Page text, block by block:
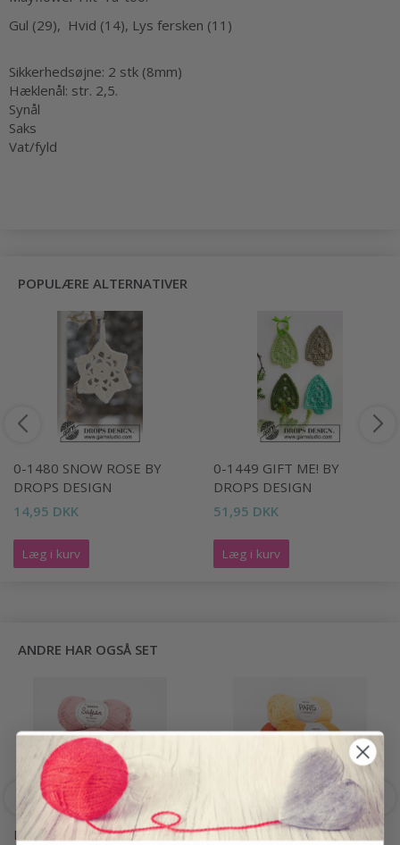
Gul (29), Hvid (14), Lys fersken (11)
Sikkerhedsøjne: 2 stk (8mm)
Hæklenål: str. 2,5.
Synål
Saks
Vat/fyld
POPULÆRE ALTERNATIVER
0-1480 SNOW ROSE BY
DROPS DESIGN
14,95 DKK
Læg i kurv
0-1449 GIFT ME! BY
DROPS DESIGN
51,95 DKK
Læg i kurv
ANDRE HAR OGSÅ SET
DROPS SAFRAN DROPS PARIS